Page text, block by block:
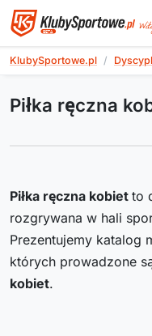
KlubySportowe.pl
Piłka ręczna
Piłka ręczna kobiet to
rozgrywana w hali
Prezentujemy katalog
których prowadzone
kobiet.